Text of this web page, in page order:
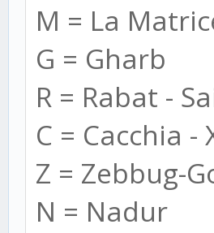
M = La
G = Gharb
R = Rabat -
C = Cacchia -
Z = Zebbug-
N = Nadur